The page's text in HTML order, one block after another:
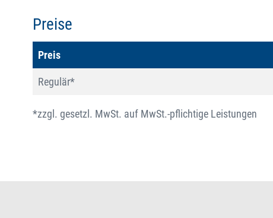
Preise
Preis
Regulär*
*zzgl. gesetzl. MwSt. auf MwSt.-pflichtige Leistungen